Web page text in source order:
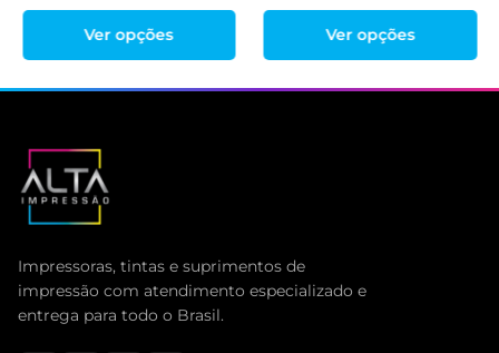
Ver opções Ver opções
Impressoras, tintas e suprimentos de
impressão com atendimento especializado e
entrega para todo o Brasil.